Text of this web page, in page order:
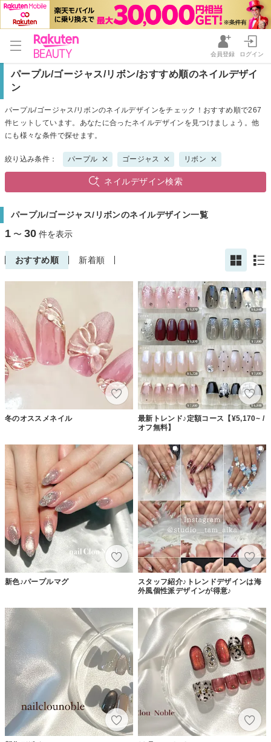
会員登録 ログイン
パープル/ゴージャス/リボン/おすすめ順のネイルデザイ
ン
パープル/ゴージャス/リボンのネイルデザインをチェック！おすすめ順で267
件ヒットしています。あなたに合ったネイルデザインを見つけましょう。他
にも様々な条件で探せます。
絞り込み条件： パープル ゴージャス リボン
ネイルデザイン検索
パープル/ゴージャス/リボンのネイルデザイン一覧
1 〜 30 件を表示
おすすめ順 新着順
冬のオススメネイル
最新トレンド♪定額コース【¥5,170~ /
オフ無料】
新色♪パープルマグ
スタッフ紹介♪トレンドデザインは海
外風個性派デザインが得意♪